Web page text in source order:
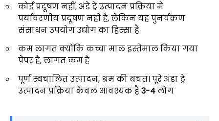
कोई प्रदूषण नहीं, अंडे ट्रे उत्पादन प्रक्रिया में
पर्यावरणीय प्रदूषण नहीं है, लेकिन यह पुनर्चक्रण
संसाधन उपयोग उद्योग का हिस्सा है
कम लागत क्योंकि कच्चा माल इस्तेमाल किया गया
पेपर है, लागत कम है
पूर्ण स्वचालित उत्पादन, श्रम की बचत। पूरे अंडा ट्रे
उत्पादन प्रक्रिया केवल आवश्यक है3-4लोग